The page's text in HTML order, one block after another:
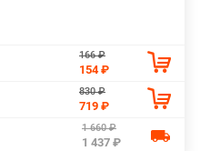
166 ₽
154 ₽
830 ₽
719 ₽
1 660 ₽
1 437 ₽